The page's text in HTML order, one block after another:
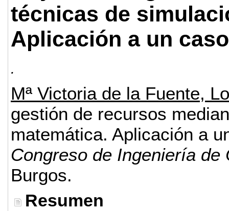
técnicas de
Aplicación a un
.
Mª Victoria de la Fuente,
gestión de recursos
matemática. Aplicación a
Congreso de Ingeniería de
Burgos.
Resumen